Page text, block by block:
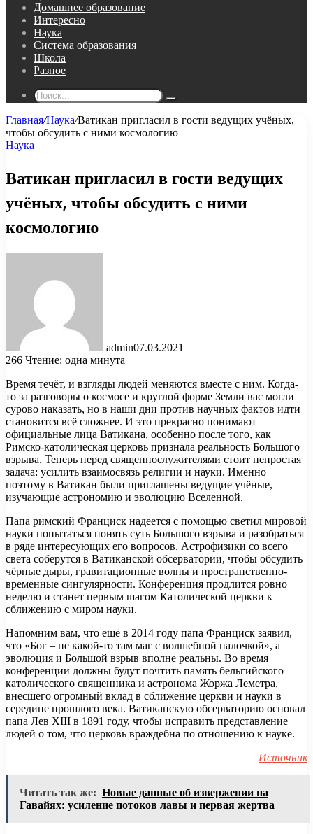
Домашнее образование
Интересно
Наука
Система образования
Школа
Разное
Поиск...
Главная/Наука/Ватикан пригласил в гости ведущих учёных,
чтобы обсудить с ними космологию
Наука
Ватикан пригласил в гости ведущих
учёных, чтобы обсудить с ними
космологию
admin07.03.2021
266 Чтение: одна минута
Время течёт, и взгляды людей меняются вместе с ним. Когда-
то за разговоры о космосе и круглой форме Земли вас могли
сурово наказать, но в наши дни против научных фактов идти
становится всё сложнее. И это прекрасно понимают
официальные лица Ватикана, особенно после того, как
Римско-католическая церковь признала реальность Большого
взрыва. Теперь перед священнослужителями стоит непростая
задача: усилить взаимосвязь религии и науки. Именно
поэтому в Ватикан были приглашены ведущие учёные,
изучающие астрономию и эволюцию Вселенной.
Папа римский Франциск надеется с помощью светил мировой
науки попытаться понять суть Большого взрыва и разобраться
в ряде интересующих его вопросов. Астрофизики со всего
света соберутся в Ватиканской обсерватории, чтобы обсудить
чёрные дыры, гравитационные волны и пространственно-
временные сингулярности. Конференция продлится ровно
неделю и станет первым шагом Католической церкви к
сближению с миром науки.
Напомним вам, что ещё в 2014 году папа Франциск заявил,
что «Бог – не какой-то там маг с волшебной палочкой», а
эволюция и Большой взрыв вполне реальны. Во время
конференции должны будут почтить память бельгийского
католического священника и астронома Жоржа Леметра,
внесшего огромный вклад в сближение церкви и науки в
середине прошлого века. Ватиканскую обсерваторию основал
папа Лев XIII в 1891 году, чтобы исправить представление
людей о том, что церковь враждебна по отношению к науке.
Источник
Читать так же: Новые данные об извержении на
Гавайях: усиление потоков лавы и первая жертва